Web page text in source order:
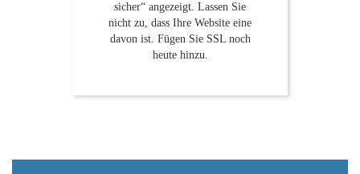
sicher“ angezeigt. Lassen Sie
nicht zu, dass Ihre Website eine
davon ist. Fügen Sie SSL noch
heute hinzu.